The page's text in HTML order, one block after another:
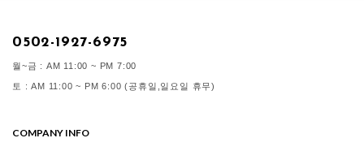
0502-1927-6975
월~금 : AM 11:00 ~ PM 7:00
토 : AM 11:00 ~ PM 6:00 (공휴일,일요일 휴무)
COMPANY INFO